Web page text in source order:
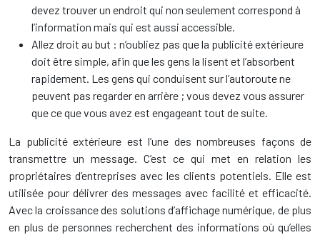
devez trouver un endroit qui non seulement correspond à
l’information mais qui est aussi accessible.
Allez droit au but : n’oubliez pas que la publicité extérieure
doit être simple, afin que les gens la lisent et l’absorbent
rapidement. Les gens qui conduisent sur l’autoroute ne
peuvent pas regarder en arrière ; vous devez vous assurer
que ce que vous avez est engageant tout de suite.
La publicité extérieure est l’une des nombreuses façons de
transmettre un message. C’est ce qui met en relation les
propriétaires d’entreprises avec les clients potentiels. Elle est
utilisée pour délivrer des messages avec facilité et efficacité.
Avec la croissance des solutions d’affichage numérique, de plus
en plus de personnes recherchent des informations où qu’elles